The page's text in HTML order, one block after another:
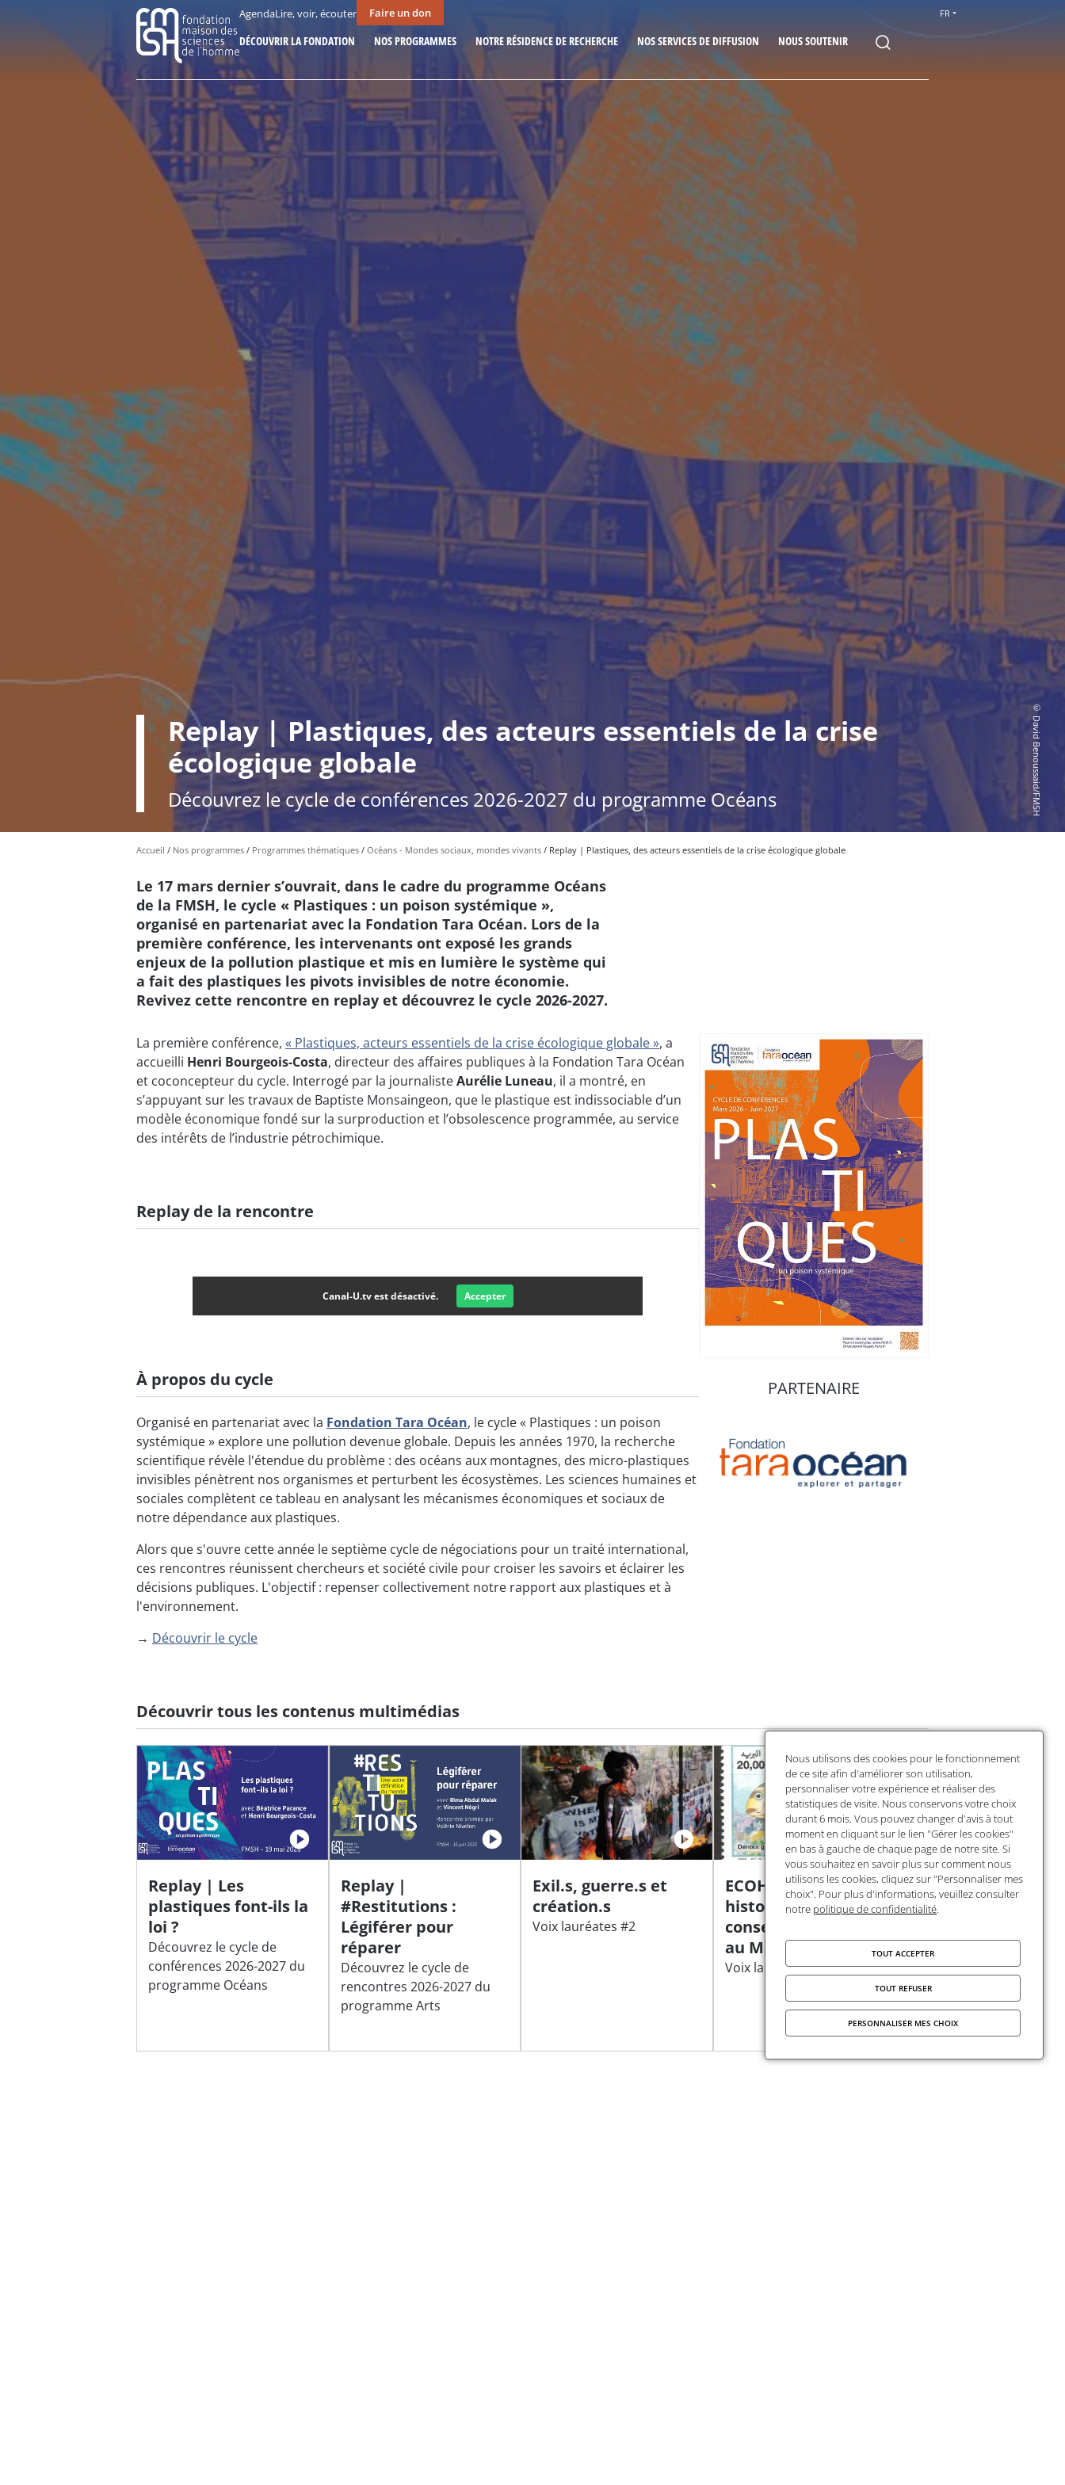
AgendaLire, voir, écouter Faire un don
DÉCOUVRIR LA FONDATION NOS PROGRAMMES NOTRE RÉSIDENCE DE RECHERCHE NOS SERVICES DE DIFFUSION NOUS SOUTENIR
FR
Replay | Plastiques, des acteurs essentiels de la crise
écologique globale
Découvrez le cycle de conférences 2026-2027 du programme Océans © David Benoussaid/FMSH
Accueil Nos programmes Programmes thématiques Océans - Mondes sociaux, mondes vivants Replay | Plastiques, des acteurs essentiels de la crise écologique globale
Le 17 mars dernier s’ouvrait, dans le cadre du programme Océans
de la FMSH, le cycle « Plastiques : un poison systémique »,
organisé en partenariat avec la Fondation Tara Océan. Lors de la
première conférence, les intervenants ont exposé les grands
enjeux de la pollution plastique et mis en lumière le système qui
a fait des plastiques les pivots invisibles de notre économie.
Revivez cette rencontre en replay et découvrez le cycle 2026-2027.
La première conférence, « Plastiques, acteurs essentiels de la crise écologique globale », a
accueilli Henri Bourgeois-Costa, directeur des affaires publiques à la Fondation Tara Océan
et coconcepteur du cycle. Interrogé par la journalisteAurélie Luneau, il a montré, en
s’appuyant sur les travaux de Baptiste Monsaingeon, que le plastique est indissociable d’un
modèle économique fondé sur la surproduction et l’obsolescence programmée, au service
des intérêts de l’industrie pétrochimique.
Replay de la rencontre
Canal-U.tv est désactivé. Accepter
À propos du cycle
Organisé en partenariat avec la Fondation Tara Océan, le cycle « Plastiques : un poison
systémique » explore une pollution devenue globale. Depuis les années 1970, la recherche
scientifique révèle l'étendue du problème : des océans aux montagnes, des micro-plastiques
invisibles pénètrent nos organismes et perturbent les écosystèmes. Les sciences humaines et
sociales complètent ce tableau en analysant les mécanismes économiques et sociaux de
notre dépendance aux plastiques.
Alors que s'ouvre cette année le septième cycle de négociations pour un traité international,
ces rencontres réunissent chercheurs et société civile pour croiser les savoirs et éclairer les
décisions publiques. L'objectif : repenser collectivement notre rapport aux plastiques et à
l'environnement.
→ Découvrir le cycle
PARTENAIRE
Découvrir tous les contenus multimédias
Replay | Les
plastiques font-ils la
loi ?
Découvrez le cycle de
conférences 2026-2027 du
programme Océans
Replay |
#Restitutions :
Légiférer pour
réparer
Découvrez le cycle de
rencontres 2026-2027 du
programme Arts
Exil.s, guerre.s et
création.s
Voix lauréates #2
ECOHISMA Eco-
histoire de la
conservation marine
au Maghreb
Voix lauréates #1
Panneau de gestion des cookies
Nous utilisons des cookies pour le fonctionnement
de ce site afin d'améliorer son utilisation,
personnaliser votre expérience et réaliser des
statistiques de visite. Nous conservons votre choix
durant 6 mois. Vous pouvez changer d'avis à tout
moment en cliquant sur le lien "Gérer les cookies"
en bas à gauche de chaque page de notre site. Si
vous souhaitez en savoir plus sur comment nous
utilisons les cookies, cliquez sur "Personnaliser mes
choix". Pour plus d'informations, veuillez consulter
notre politique de confidentialité.
TOUT ACCEPTER
TOUT REFUSER
PERSONNALISER MES CHOIX